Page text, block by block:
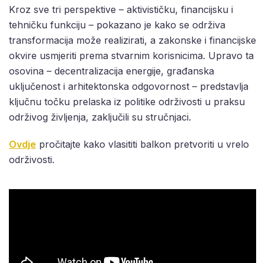
Kroz sve tri perspektive – aktivističku, financijsku i
tehničku funkciju – pokazano je kako se održiva
transformacija može realizirati, a zakonske i financijske
okvire usmjeriti prema stvarnim korisnicima. Upravo ta
osovina – decentralizacija energije, građanska
uključenost i arhitektonska odgovornost – predstavlja
ključnu točku prelaska iz politike održivosti u praksu
održivog življenja, zaključili su stručnjaci.
Ovdje pročitajte kako vlasititi balkon pretvoriti u vrelo
održivosti.